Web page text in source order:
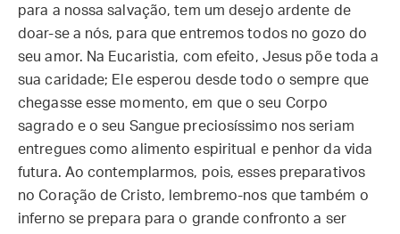
para a nossa salvação, tem um desejo ardente de
doar-se a nós, para que entremos todos no gozo do
seu amor. Na Eucaristia, com efeito, Jesus põe toda a
sua caridade; Ele esperou desde todo o sempre que
chegasse esse momento, em que o seu Corpo
sagrado e o seu Sangue preciosíssimo nos seriam
entregues como alimento espiritual e penhor da vida
futura. Ao contemplarmos, pois, esses preparativos
no Coração de Cristo, lembremo-nos que também o
inferno se prepara para o grande confronto a ser